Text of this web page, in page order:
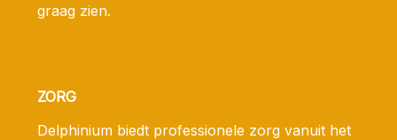
graag zien.
ZORG
Delphinium biedt professionele zorg vanuit het